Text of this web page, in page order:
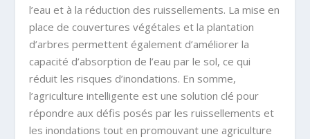
l’eau et à la réduction des ruissellements. La mise en
place de couvertures végétales et la plantation
d’arbres permettent également d’améliorer la
capacité d’absorption de l’eau par le sol, ce qui
réduit les risques d’inondations. En somme,
l’agriculture intelligente est une solution clé pour
répondre aux défis posés par les ruissellements et
les inondations tout en promouvant une agriculture